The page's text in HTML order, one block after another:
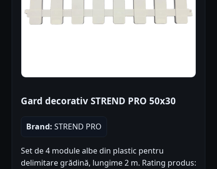
Gard decorativ STREND PRO 50x30
Brand: STREND PRO
Set de 4 module albe din plastic pentru
delimitare grădină, lungime 2 m. Rating produs: